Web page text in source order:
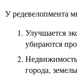
У редевелопмента
Улучшается
убираются
города,